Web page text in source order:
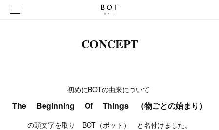
CONCEPT
初めにBOTの由来について
The Beginning Of Things （物ごとの始まり）
の頭文字を取り BOT（ボット） と名付けました。